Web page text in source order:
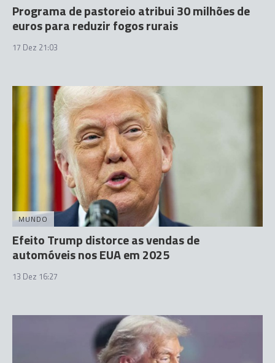
Programa de pastoreio atribui 30 milhões de
euros para reduzir fogos rurais
17 Dez 21:03
MUNDO
Efeito Trump distorce as vendas de
automóveis nos EUA em 2025
13 Dez 16:27